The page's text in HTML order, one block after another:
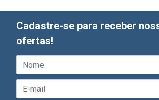
Cadastre-se para receber
ofertas!